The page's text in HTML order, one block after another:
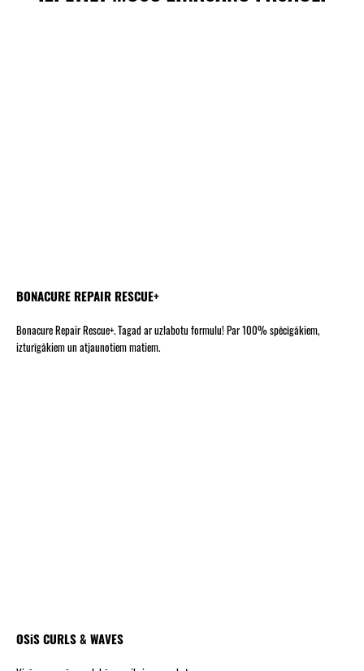
BONACURE REPAIR RESCUE+
Bonacure Repair Rescue+. Tagad ar uzlabotu formulu! Par 100% spēcīgākiem,
izturīgākiem un atjaunotiem matiem.
OSiS CURLS & WAVES